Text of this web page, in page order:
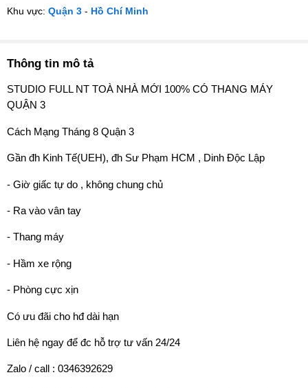
Khu vực: Quận 3 - Hồ Chí Minh
Thông tin mô tả
STUDIO FULL NT TOÀ NHÀ MỚI 100% CÓ THANG MÁY
QUẬN 3
Cách Mạng Tháng 8 Quận 3
Gần đh Kinh Tế(UEH), đh Sư Phạm HCM , Dinh Độc Lập
- Giờ giấc tự do , không chung chủ
- Ra vào vân tay
- Thang máy
- Hầm xe rộng
- Phòng cực xịn
Có ưu đãi cho hđ dài hạn
Liên hệ ngay để đc hỗ trợ tư vấn 24/24
Zalo / call : 0346392629